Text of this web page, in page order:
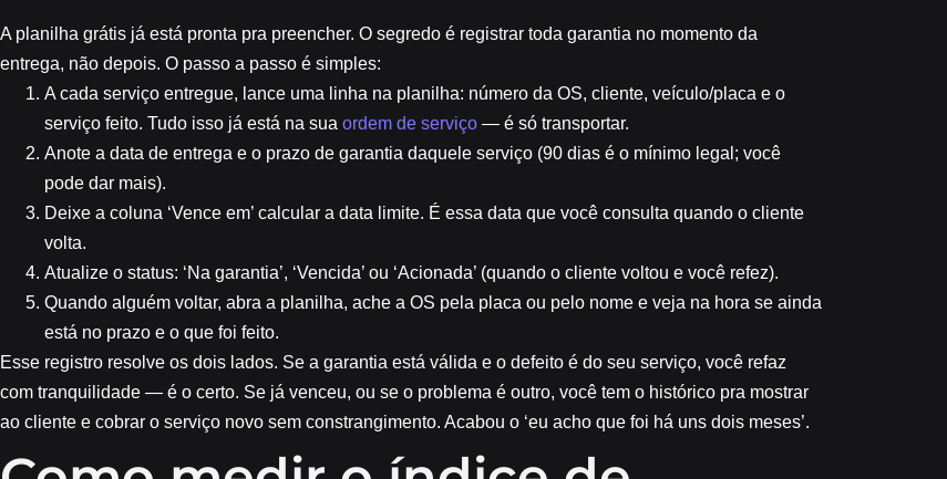
A planilha grátis já está pronta pra preencher. O segredo é registrar toda garantia no momento da
entrega, não depois. O passo a passo é simples:
A cada serviço entregue, lance uma linha na planilha: número da OS, cliente, veículo/placa e o
serviço feito. Tudo isso já está na sua ordem de serviço — é só transportar.
Anote a data de entrega e o prazo de garantia daquele serviço (90 dias é o mínimo legal; você
pode dar mais).
Deixe a coluna ‘Vence em’ calcular a data limite. É essa data que você consulta quando o cliente
volta.
Atualize o status: ‘Na garantia’, ‘Vencida’ ou ‘Acionada’ (quando o cliente voltou e você refez).
Quando alguém voltar, abra a planilha, ache a OS pela placa ou pelo nome e veja na hora se ainda
está no prazo e o que foi feito.
Esse registro resolve os dois lados. Se a garantia está válida e o defeito é do seu serviço, você refaz
com tranquilidade — é o certo. Se já venceu, ou se o problema é outro, você tem o histórico pra mostrar
ao cliente e cobrar o serviço novo sem constrangimento. Acabou o ‘eu acho que foi há uns dois meses’.